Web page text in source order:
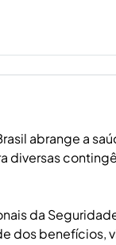
abrange a
diversas
da
dos benefícios,